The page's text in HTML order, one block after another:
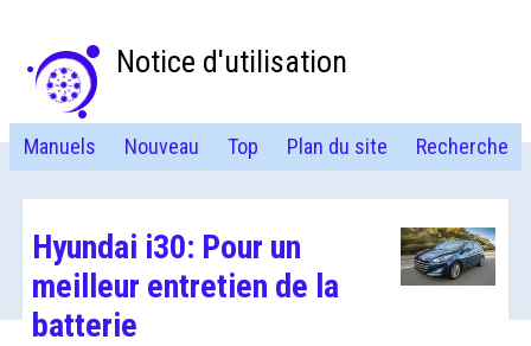
Notice d'utilisation
Manuels Nouveau Top Plan du site Recherche
Hyundai i30: Pour un
meilleur entretien de la
batterie